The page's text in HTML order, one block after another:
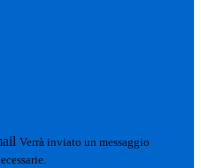
Verrà inviato un messaggio